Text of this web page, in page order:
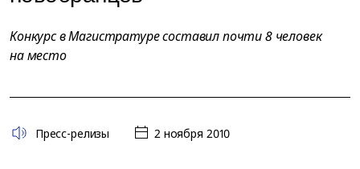
Конкурс в Магистратуре составил почти 8 человек
на место
Пресс-релизы 2 ноября 2010